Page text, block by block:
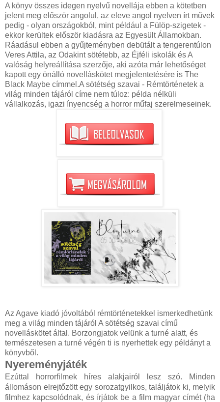
A könyv összes idegen nyelvű novellája ebben a kötetben
jelent meg először angolul, az eleve angol nyelven írt művek
pedig - olyan országokból, mint például a Fülöp-szigetek -
ekkor kerültek először kiadásra az Egyesült Államokban.
Ráadásul ebben a gyűjteményben debütált a tengerentúlon
Veres Attila, az Odakint sötétebb, az Éjféli iskolák és A
valóság helyreállítása szerzője, aki azóta már lehetőséget
kapott egy önálló novelláskötet megjelentetésére is The
Black Maybe címmel.A sötétség szavai - Rémtörténetek a
világ minden tájáról címe nem túloz: példa nélküli
vállalkozás, igazi ínyencség a horror műfaj szerelmeseinek.
Az Agave kiadó jóvoltából rémtörténetekkel ismerkedhetünk
meg a világ minden tájáról A sötétség szavai című
novelláskötet által. Borzongjatok velünk a turné alatt, és
természetesen a turné végén ti is nyerhettek egy példányt a
könyvből.
Nyereményjáték
Ezúttal horrorfilmek híres alakjairól lesz szó. Minden
állomáson elrejtőzött egy sorozatgyilkos, találjátok ki, melyik
filmhez kapcsolódnak, és írjátok be a film magyar címét (ha